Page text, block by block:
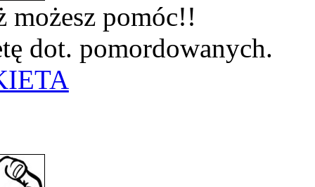
możesz pomóc!!
dot. pomordowanych.